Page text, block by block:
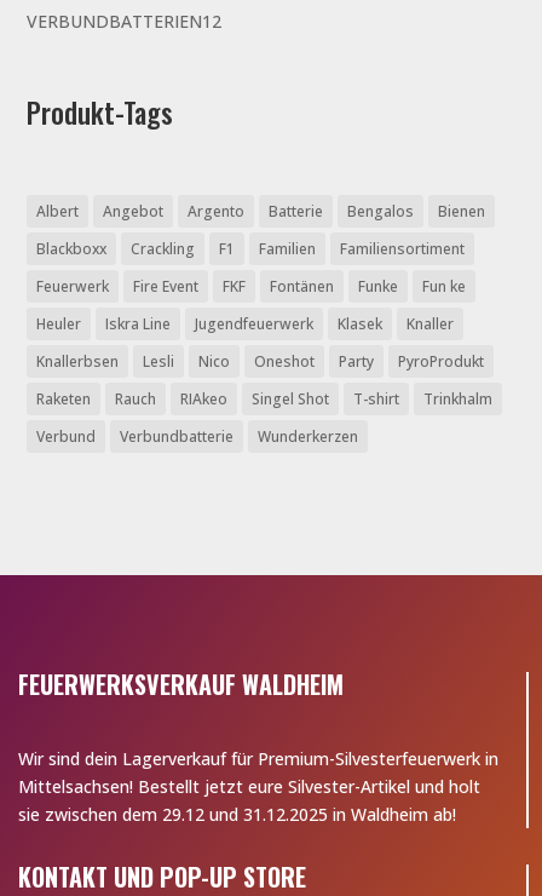
Produkte
VERBUNDBATTERIEN12
Produkt-Tags
Albert Angebot Argento Batterie Bengalos
Bienen
Blackboxx
Crackling F1 Familien
Familiensortiment
Feuerwerk
Fire Event FKF Fontänen Funke
Fun ke
Heuler
Iskra Line Jugendfeuerwerk Klasek
Knaller
Knallerbsen
Lesli Nico Oneshot Party
PyroProdukt
Raketen
Rauch RIAkeo Singel Shot T-shirt
Trinkhalm
Verbund
Verbundbatterie Wunderkerzen
FEUERWERKSVERKAUF WALDHEIM
Wir sind dein Lagerverkauf für Premium-Silvesterfeuerwerk in
Mittelsachsen! Bestellt jetzt eure Silvester-Artikel und holt
sie zwischen dem 29.12 und 31.12.2025 in Waldheim ab!
KONTAKT UND POP-UP STORE